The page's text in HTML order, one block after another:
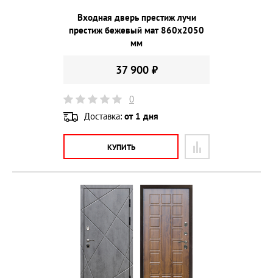
Входная дверь престиж лучи
престиж бежевый мат 860х2050
мм
37 900 ₽
0
Доставка: от 1 дня
КУПИТЬ